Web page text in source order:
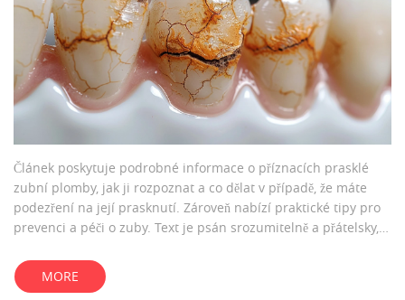
Článek poskytuje podrobné informace o příznacích prasklé
zubní plomby, jak ji rozpoznat a co dělat v případě, že máte
podezření na její prasknutí. Zároveň nabízí praktické tipy pro
prevenci a péči o zuby. Text je psán srozumitelně a přátelsky,
problému.
MORE